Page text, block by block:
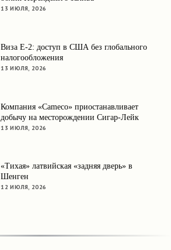
13 ИЮЛЯ, 2026
Виза E-2: доступ в США без глобального
налогообложения
13 ИЮЛЯ, 2026
Компания «Cameco» приостанавливает
добычу на месторождении Сигар-Лейк
13 ИЮЛЯ, 2026
«Тихая» латвийская «задняя дверь» в
Шенген
12 ИЮЛЯ, 2026